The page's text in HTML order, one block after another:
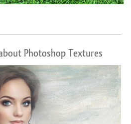
Photoshop Textures